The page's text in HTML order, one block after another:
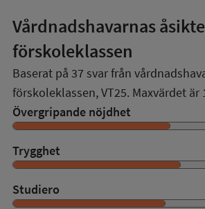
Vårdnadshavarnas
förskoleklassen
Baserat på 37 svar från
förskoleklassen,VT25. Maxvärdet är
Övergripande nöjdhet
Trygghet
Studiero